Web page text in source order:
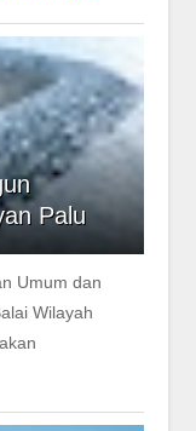
Palu
Umum dan
Wilayah